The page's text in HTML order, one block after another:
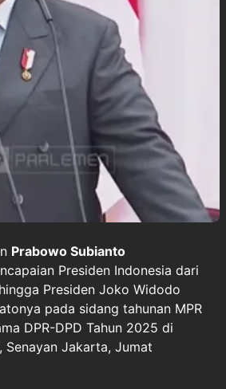
Prabowo Subianto
Presiden Indonesia dari
Presiden Joko Widodo
pada sidang tahunan MPR
DPR-DPD Tahun 2025 di
Senayan Jakarta, Jumat